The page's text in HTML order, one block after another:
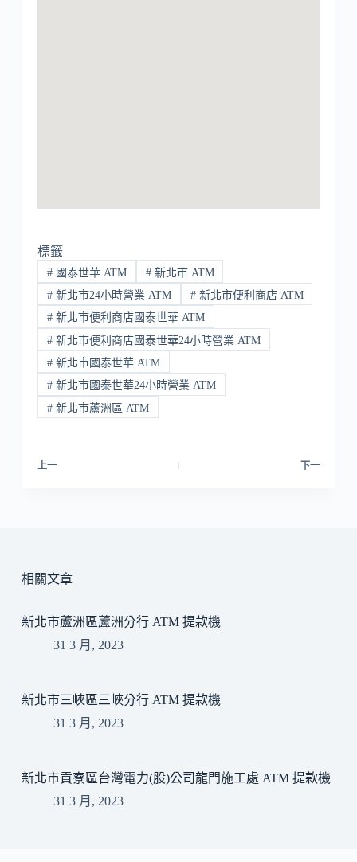
標籤
#國泰世華 ATM #新北市 ATM
#新北市24小時營業 ATM #新北市便利商店 ATM
#新北市便利商店國泰世華 ATM
#新北市便利商店國泰世華24小時營業 ATM
#新北市國泰世華 ATM
#新北市國泰世華24小時營業 ATM
#新北市蘆洲區 ATM
上一 下一
相關文章
新北市蘆洲區蘆洲分行 ATM 提款機
31 3 月, 2023
新北市三峽區三峽分行 ATM 提款機
31 3 月, 2023
新北市貢寮區台灣電力(股)公司龍門施工處 ATM 提款機
31 3 月, 2023